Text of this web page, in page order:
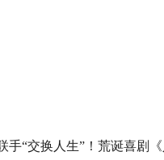
手“交换人生”！荒诞喜剧《